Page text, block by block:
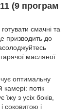
(9 програм
смачні та
призводить до
масляної
оптимальну
камері: потік
з усіх боків,
соковитою і